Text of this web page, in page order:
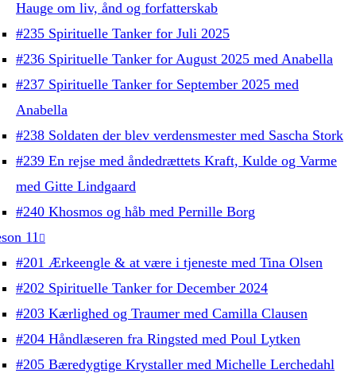
Hauge om liv, ånd og forfatterskab
#235 Spirituelle Tanker for Juli 2025
#236 Spirituelle Tanker for August 2025 med Anabella
#237 Spirituelle Tanker for September 2025 med
Anabella
#238 Soldaten der blev verdensmester med Sascha Stork
#239 En rejse med åndedrættets Kraft, Kulde og Varme
med Gitte Lindgaard
#240 Khosmos og håb med Pernille Borg
11
#201 Ærkeengle & at være i tjeneste med Tina Olsen
#202 Spirituelle Tanker for December 2024
#203 Kærlighed og Traumer med Camilla Clausen
#204 Håndlæseren fra Ringsted med Poul Lytken
#205 Bæredygtige Krystaller med Michelle Lerchedahl